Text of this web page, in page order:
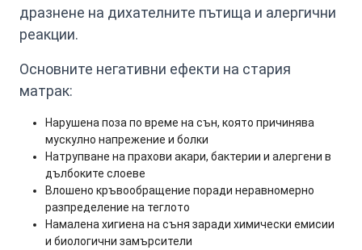
дразнене на дихателните пътища и алергични
реакции.
Основните негативни ефекти на стария
матрак:
Нарушена поза по време на сън, която причинява
мускулно напрежение и болки
Натрупване на прахови акари, бактерии и алергени в
дълбоките слоеве
Влошено кръвообращение поради неравномерно
разпределение на теглото
Намалена хигиена на съня заради химически емисии
и биологични замърсители